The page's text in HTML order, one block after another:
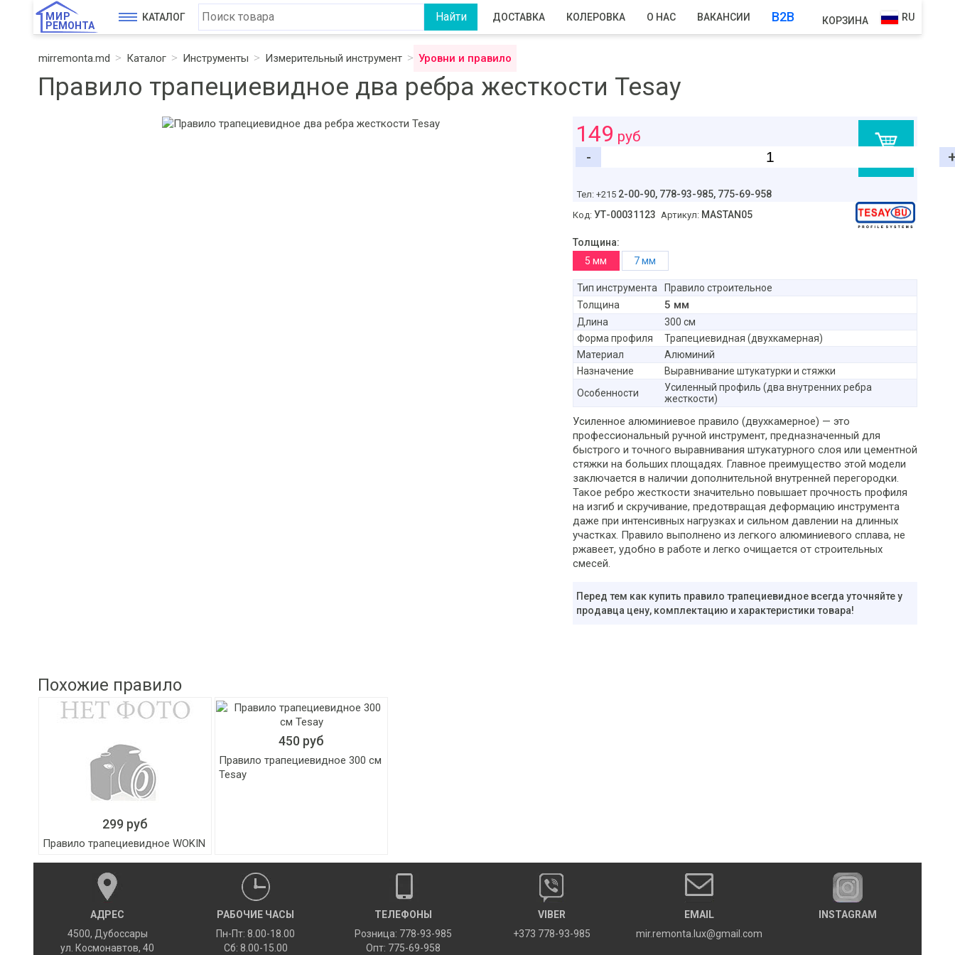
МИР
РЕМОНТА
КАТАЛОГ ДОСТАВКА КОЛЕРОВКА О НАС ВАКАНСИИ B2B КОРЗИНА RU
mirremonta.md Каталог Инструменты Измерительный инструмент Уровни и правило
Правило трапециевидное два ребра жесткости Tesay
149 руб
-
Тел: +215 2-00-90, 778-93-985, 775-69-958
Код: УТ-00031123 Артикул: MASTAN05
Толщина:
5 мм
7 мм
Тип инструмента
Правило строительное
Толщина
5 мм
Длина
300 см
Форма профиля
Трапециевидная (двухкамерная)
Материал
Алюминий
Назначение
Выравнивание штукатурки и стяжки
Особенности
Усиленный профиль (два внутренних ребра
жесткости)
Усиленное алюминиевое правило (двухкамерное) — это
профессиональный ручной инструмент, предназначенный для
быстрого и точного выравнивания штукатурного слоя или цементной
стяжки на больших площадях. Главное преимущество этой модели
заключается в наличии дополнительной внутренней перегородки.
Такое ребро жесткости значительно повышает прочность профиля
на изгиб и скручивание, предотвращая деформацию инструмента
даже при интенсивных нагрузках и сильном давлении на длинных
участках. Правило выполнено из легкого алюминиевого сплава, не
ржавеет, удобно в работе и легко очищается от строительных
смесей.
Перед тем как купить правило трапециевидное всегда уточняйте у
продавца цену, комплектацию и характеристики товара!
Похожие правило
299 руб
Правило трапециевидное WOKIN
450 руб
Правило трапециевидное 300 см
Tesay
АДРЕС
4500, Дубоссары
ул. Космонавтов, 40
РАБОЧИЕ ЧАСЫ
Пн-Пт: 8.00-18.00
Сб: 8.00-15.00
ТЕЛЕФОНЫ
Розница: 778-93-985
Опт: 775-69-958
VIBER
+373 778-93-985
EMAIL
mir.remonta.lux@gmail.com
INSTAGRAM